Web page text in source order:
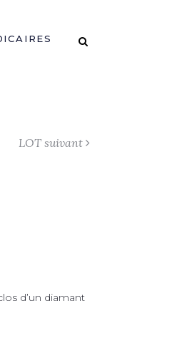
LOT suivant
d’un diamant